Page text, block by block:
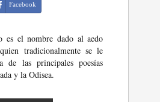
Facebook
es el nombre dado al aedo
tradicionalmente se le
de las principales poesías
y la Odisea.